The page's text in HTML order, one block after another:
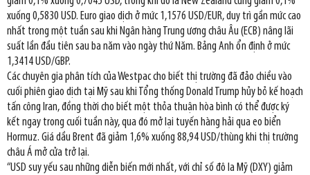
xuống 0,5830 USD. Euro giao dịch ở mức 1,1576 USD/EUR, duy trì gần mức cao
nhất trong một tuần sau khi Ngân hàng Trung ương châu Âu (ECB) nâng lãi
suất lần đầu tiên sau ba năm vào ngày thứ Năm. Bảng Anh ổn định ở mức
1,3414 USD/GBP.
Các chuyên gia phân tích của Westpac cho biết thị trường đã đảo chiều vào
cuối phiên giao dịch tại Mỹ sau khi Tổng thống Donald Trump hủy bỏ kế hoạch
tấn công Iran, đồng thời cho biết một thỏa thuận hòa bình có thể được ký
kết ngay trong cuối tuần này, qua đó mở lại tuyến hàng hải qua eo biển
Hormuz. Giá dầu Brent đã giảm 1,6% xuống 88,94 USD/thùng khi thị trường
châu Á mở cửa trở lại.
“USD suy yếu sau những diễn biến mới nhất, với chỉ số đô la Mỹ (DXY) giảm